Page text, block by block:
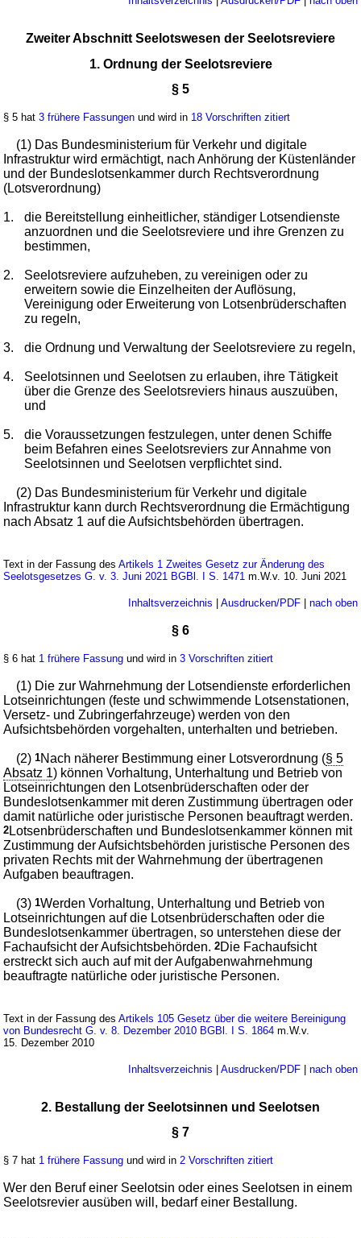
Zweiter Abschnitt Seelotswesen der Seelotsreviere
1. Ordnung der Seelotsreviere
§ 5
§ 5 hat3 frühere Fassungen und wird in 18 Vorschriften zitiert
(1) Das Bundesministerium für Verkehr und digitale
Infrastruktur wird ermächtigt, nach Anhörung der Küstenländer
und der Bundeslotsenkammer durch Rechtsverordnung
(Lotsverordnung)
1.
die Bereitstellung einheitlicher, ständiger Lotsendienste
anzuordnen und die Seelotsreviere und ihre Grenzen zu
bestimmen,
2.
Seelotsreviere aufzuheben, zu vereinigen oder zu
erweitern sowie die Einzelheiten der Auflösung,
Vereinigung oder Erweiterung von Lotsenbrüderschaften
zu regeln,
3. die Ordnung und Verwaltung der Seelotsreviere zu regeln,
4.
Seelotsinnen und Seelotsen zu erlauben, ihre Tätigkeit
über die Grenze des Seelotsreviers hinaus auszuüben,
und
5.
die Voraussetzungen festzulegen, unter denen Schiffe
beim Befahren eines Seelotsreviers zur Annahme von
Seelotsinnen und Seelotsen verpflichtet sind.
(2) Das Bundesministerium für Verkehr und digitale
Infrastruktur kann durch Rechtsverordnung die Ermächtigung
nach Absatz 1 auf die Aufsichtsbehörden übertragen.
Text in der Fassung desArtikels 1 Zweites Gesetz zur Änderung des
Seelotsgesetzes G. v. 3. Juni 2021 BGBl. I S. 1471 m.W.v. 10. Juni 2021
Inhaltsverzeichnis Ausdrucken/PDF| nach oben
§ 6
§ 6 hat 1 frühere Fassung und wird in3 Vorschriften zitiert
(1) Die zur Wahrnehmung der Lotsendienste erforderlichen
Lotseinrichtungen (feste und schwimmende Lotsenstationen,
Versetz- und Zubringerfahrzeuge) werden von den
Aufsichtsbehörden vorgehalten, unterhalten und betrieben.
(2)1Nach näherer Bestimmung einer Lotsverordnung (§ 5
Absatz 1) können Vorhaltung, Unterhaltung und Betrieb von
Lotseinrichtungen den Lotsenbrüderschaften oder der
Bundeslotsenkammer mit deren Zustimmung übertragen oder
damit natürliche oder juristische Personen beauftragt werden.
2 Lotsenbrüderschaften und Bundeslotsenkammer können mit
Zustimmung der Aufsichtsbehörden juristische Personen des
privaten Rechts mit der Wahrnehmung der übertragenen
Aufgaben beauftragen.
(3)1Werden Vorhaltung, Unterhaltung und Betrieb von
Lotseinrichtungen auf die Lotsenbrüderschaften oder die
Bundeslotsenkammer übertragen, so unterstehen diese der
Fachaufsicht der Aufsichtsbehörden.2Die Fachaufsicht
erstreckt sich auch auf mit der Aufgabenwahrnehmung
beauftragte natürliche oder juristische Personen.
Text in der Fassung desArtikels 105 Gesetz über die weitere Bereinigung
von Bundesrecht G. v. 8. Dezember 2010 BGBl. I S. 1864 m.W.v.
15. Dezember 2010
Inhaltsverzeichnis Ausdrucken/PDF| nach oben
2. Bestallung der Seelotsinnen und Seelotsen
§ 7
§ 7 hat 1 frühere Fassung und wird in2 Vorschriften zitiert
Wer den Beruf einer Seelotsin oder eines Seelotsen in einem
Seelotsrevier ausüben will, bedarf einer Bestallung.